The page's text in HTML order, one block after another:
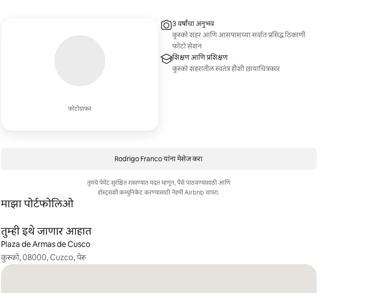
फोटोग्राफर
3 वर्षांचा अनुभव
कुस्को शहर आणि आसपासच्या सर्वात प्रसिद्ध ठिकाणी
फोटो सेशन
शिक्षण आणि प्रशिक्षण
कुस्को शहरातील स्वतंत्र हौशी छायाचित्रकार
Rodrigo Franco यांना मेसेज करा
तुमचे पेमेंट सुरक्षित राखण्यात मदत म्हणून, पैसे पाठवण्यासाठी आणि
होस्ट्सशी कम्युनिकेट करण्यासाठी नेहमी Airbnb वापरा.
माझा पोर्टफोलिओ
तुम्ही इथे जाणार आहात
Plaza de Armas de Cusco
कुस्को, 08000, Cuzco, पेरू